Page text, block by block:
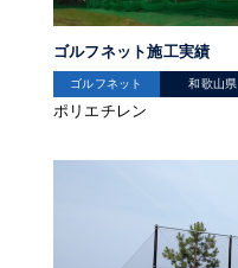
ゴルフネット施工実績
ゴルフネット 和歌山県
ポリエチレン